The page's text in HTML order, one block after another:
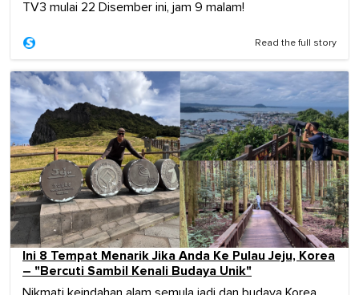
TV3 mulai 22 Disember ini, jam 9 malam!
Read the full story
Ini 8 Tempat Menarik Jika Anda Ke Pulau Jeju, Korea
– "Bercuti Sambil Kenali Budaya Unik"